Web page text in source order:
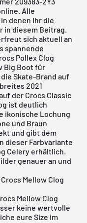
Alle
denen ihr die
in diesem Beitrag.
sich aktuell an
spannende
Pollex Clog
Big Bootfür
Skate-Brand auf
2021
der Crocs Classic
ist deutlich
ikonische Lochung
und Braun
und gibt dem
dieser Farbvariante
Celery erhältlich.
genauer an und
Mellow Clog
Mellow Clog
keine wertvolle
eure Size im